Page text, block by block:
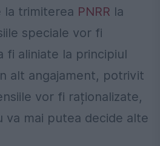
la trimiterea PNRR la
speciale vor fi
fi aliniate la principiul
alt angajament, potrivit
vor fi raționalizate,
va mai putea decide alte